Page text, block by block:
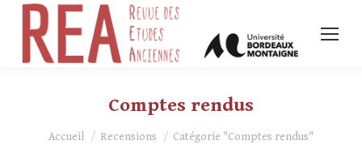
Comptes rendus
Vous êtes ici :
Accueil Recensions Catégorie "Comptes rendus"